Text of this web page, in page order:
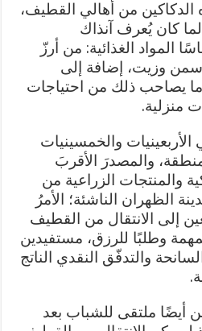
من أهالي القطيف،
كان يُعرف آنذاك
المواد الغذائية: من أرزّ
وزيت، إضافة إلى
يصاحب ذلك من احتياجات
منزلية.
والخمسينيات
والمصدرَ الأقربَ
والمنتجات الزراعية من
الظهران الناشئة؛ الأمرُ
إلى الانتقال من القطيف
وطلبًا للرزق، مستفيدين
والتدفّق النقدي الناتج
أيضًا ملتقى للشباب بعد